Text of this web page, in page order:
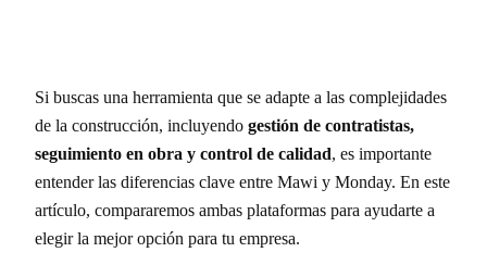
Si buscas una herramienta que se adapte a las complejidades
de la construcción, incluyendo gestión de contratistas,
seguimiento en obra y control de calidad, es importante
entender las diferencias clave entre Mawi y Monday. En este
artículo, compararemos ambas plataformas para ayudarte a
elegir la mejor opción para tu empresa.